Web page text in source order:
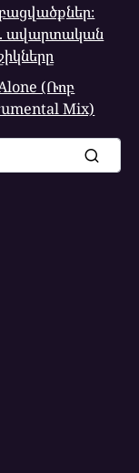
ավարտական
(Ռոբ
Mix)